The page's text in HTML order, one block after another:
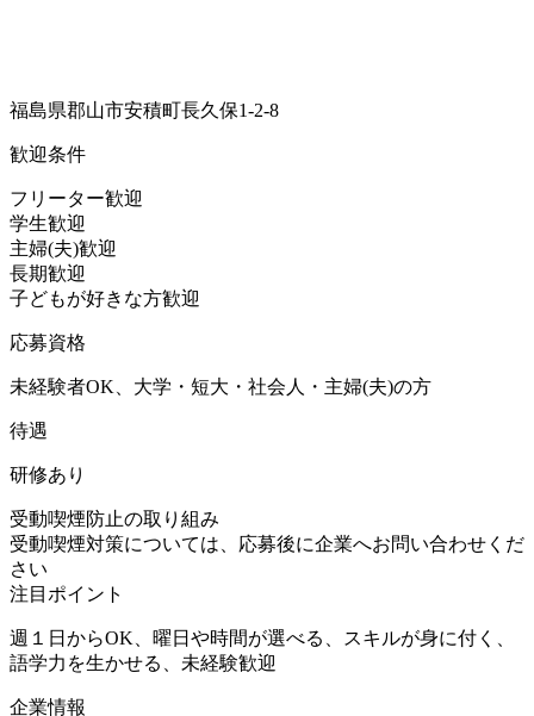
福島県郡山市安積町長久保1-2-8
歓迎条件
フリーター歓迎
学生歓迎
主婦(夫)歓迎
長期歓迎
子どもが好きな方歓迎
応募資格
未経験者OK、大学・短大・社会人・主婦(夫)の方
待遇
研修あり
受動喫煙防止の取り組み
受動喫煙対策については、応募後に企業へお問い合わせくだ
さい
注目ポイント
週１日からOK、曜日や時間が選べる、スキルが身に付く、
語学力を生かせる、未経験歓迎
企業情報